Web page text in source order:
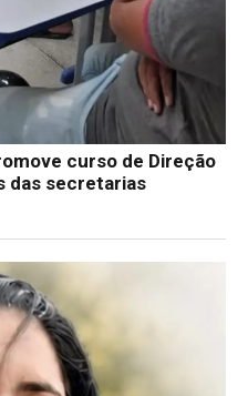
curso de Direção
das secretarias